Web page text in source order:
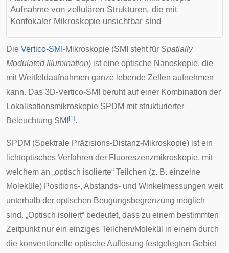
Aufnahme von zellulären Strukturen, die mit
Konfokaler Mikroskopie unsichtbar sind
Die Vertico-SMI -Mikroskopie (SMI steht für Spatially
Modulated Illumination) ist eine optische Nanoskopie, die
mit Weitfeldaufnahmen ganze lebende Zellen aufnehmen
kann. Das 3D-Vertico-SMI beruht auf einer Kombination der
Lokalisationsmikroskopie SPDM mit strukturierter
Beleuchtung SMI [1].
SPDM (Spektrale Präzisions-Distanz-Mikroskopie) ist ein
lichtoptisches Verfahren der Fluoreszenzmikroskopie, mit
welchem an „optisch isolierte“ Teilchen (z. B. einzelne
Moleküle) Positions-, Abstands- und Winkelmessungen weit
unterhalb der optischen Beugungsbegrenzung möglich
sind. „Optisch isoliert“ bedeutet, dass zu einem bestimmten
Zeitpunkt nur ein einziges Teilchen/Molekül in einem durch
die konventionelle optische Auflösung festgelegten Gebiet